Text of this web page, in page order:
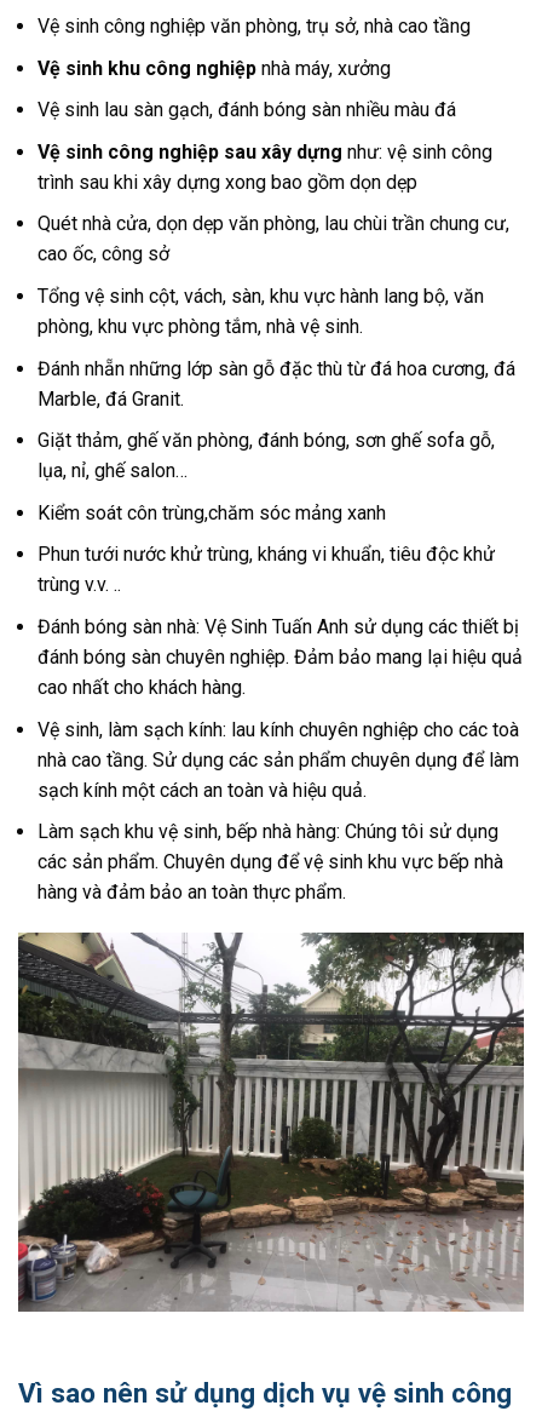
Vệ sinh công nghiệp văn phòng, trụ sở, nhà cao tầng
Vệ sinh khu công nghiệp nhà máy, xưởng
Vệ sinh lau sàn gạch, đánh bóng sàn nhiều màu đá
Vệ sinh công nghiệp sau xây dựng như: vệ sinh công
trình sau khi xây dựng xong bao gồm dọn dẹp
Quét nhà cửa, dọn dẹp văn phòng, lau chùi trần chung cư,
cao ốc, công sở
Tổng vệ sinh cột, vách, sàn, khu vực hành lang bộ, văn
phòng, khu vực phòng tắm, nhà vệ sinh.
Đánh nhẵn những lớp sàn gỗ đặc thù từ đá hoa cương, đá
Marble, đá Granit.
Giặt thảm, ghế văn phòng, đánh bóng, sơn ghế sofa gỗ,
lụa, nỉ, ghế salon…
Kiểm soát côn trùng,chăm sóc mảng xanh
Phun tưới nước khử trùng, kháng vi khuẩn, tiêu độc khử
trùng v.v. ..
Đánh bóng sàn nhà: Vệ Sinh Tuấn Anh sử dụng các thiết bị
đánh bóng sàn chuyên nghiệp. Đảm bảo mang lại hiệu quả
cao nhất cho khách hàng.
Vệ sinh, làm sạch kính: lau kính chuyên nghiệp cho các toà
nhà cao tầng. Sử dụng các sản phẩm chuyên dụng để làm
sạch kính một cách an toàn và hiệu quả.
Làm sạch khu vệ sinh, bếp nhà hàng: Chúng tôi sử dụng
các sản phẩm. Chuyên dụng để vệ sinh khu vực bếp nhà
hàng và đảm bảo an toàn thực phẩm.
Vì sao nên sử dụng dịch vụ vệ sinh công